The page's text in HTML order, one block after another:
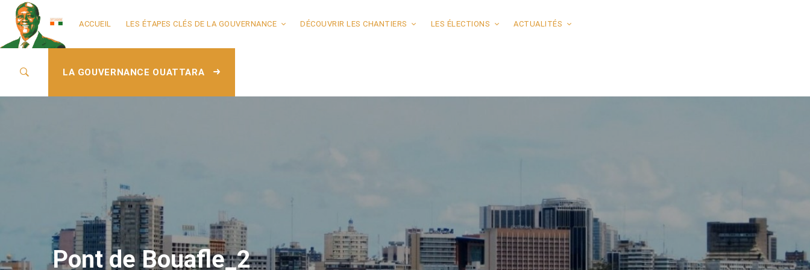
ACCUEIL LES ÉTAPES CLÉS DE LA GOUVERNANCE DÉCOUVRIR LES CHANTIERS LES ÉLECTIONS ACTUALITÉS
LA GOUVERNANCE OUATTARA
Pont de Bouafle_2